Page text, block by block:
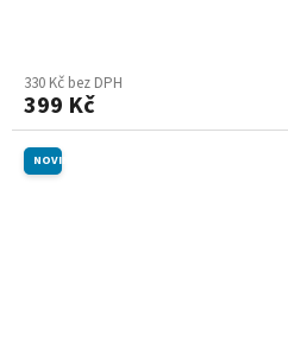
330 Kč bez DPH
399 Kč
NOVINKA